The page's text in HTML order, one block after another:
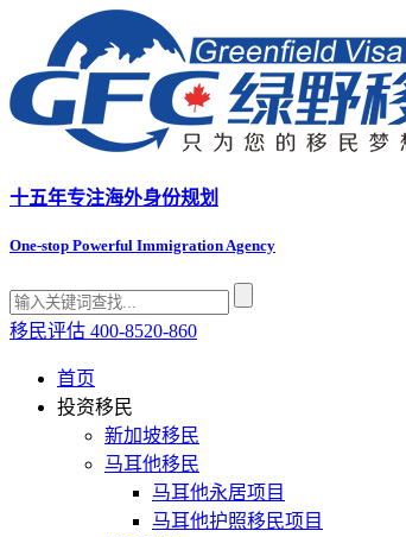
十五年专注海外身份规划
One-stop Powerful Immigration Agency
移民评估 400-8520-860
首页
投资移民
新加坡移民
马耳他移民
马耳他永居项目
马耳他护照移民项目